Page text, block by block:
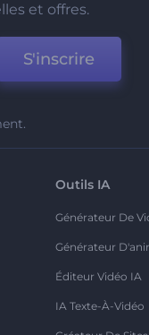
et offres.
S'inscrire
Outils IA
Générateur De
Générateur
Éditeur Vidéo IA
IA Texte-À-Vidéo